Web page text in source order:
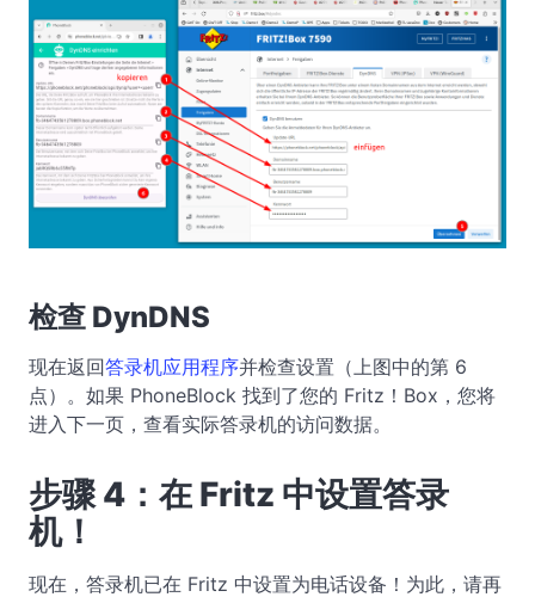
检查 DynDNS
现在返回答录机应用程序并检查设置（上图中的第 6
点）。如果 PhoneBlock 找到了您的 Fritz！Box，您将
进入下一页，查看实际答录机的访问数据。
步骤 4：在 Fritz 中设置答录
机！
现在，答录机已在 Fritz 中设置为电话设备！为此，请再